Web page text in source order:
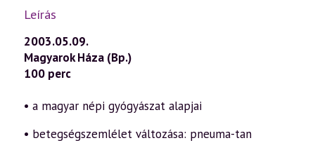
Leírás
2003.05.09.
Magyarok Háza (Bp.)
100 perc
• a magyar népi gyógyászat alapjai
• betegségszemlélet változása: pneuma-tan